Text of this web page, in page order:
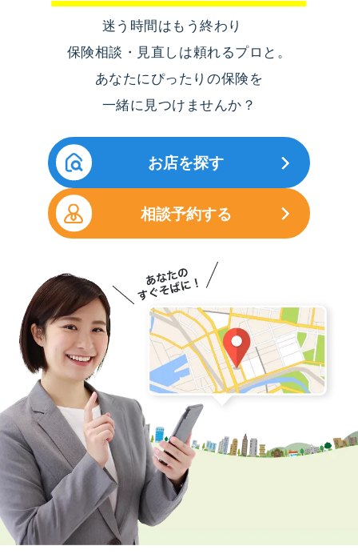
迷う時間はもう終わり
保険相談・見直しは頼れるプロと。
あなたにぴったりの保険を
一緒に見つけませんか？
お店を探す
相談予約する